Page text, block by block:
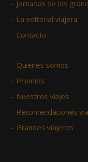
– Jornadas de los
– La editorial viajera
– Contacto
– Quiénes somos
– Premios
– Nuestros viajes
– Recomendaciones
– Grandes viajeros